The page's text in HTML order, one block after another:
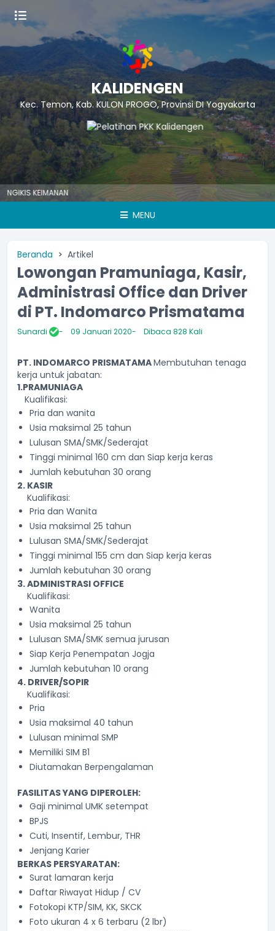
KALIDENGEN
Kec. Temon, Kab. KULON PROGO, Provinsi DI Yogyakarta
KEIMANAN
MENU
Beranda Artikel
Lowongan Pramuniaga, Kasir,
Administrasi Office dan Driver
di PT. Indomarco Prismatama
Sunardi 09 Januari 2020 Dibaca 828 Kali
PT. INDOMARCO PRISMATAMAMembutuhan tenaga
kerja untuk jabatan:
1.PRAMUNIAGA
Kualifikasi:
Pria dan wanita
Usia maksimal 25 tahun
Lulusan SMA/SMK/Sederajat
Tinggi minimal 160 cm dan Siap kerja keras
Jumlah kebutuhan 30 orang
2. KASIR
Kualifikasi:
Pria dan Wanita
Usia maksimal 25 tahun
Lulusan SMA/SMK/Sederajat
Tinggi minimal 155 cm dan Siap kerja keras
Jumlah kebutuhan 30 orang
3. ADMINISTRASI OFFICE
Kualifikasi:
Wanita
Usia maksimal 25 tahun
Lulusan SMA/SMK semua jurusan
Siap Kerja Penempatan Jogja
Jumlah kebutuhan 10 orang
4. DRIVER/SOPIR
Kualifikasi:
Pria
Usia maksimal 40 tahun
Lulusan minimal SMP
Memiliki SIM B1
Diutamakan Berpengalaman
FASILITAS YANG DIPEROLEH:
Gaji minimal UMK setempat
BPJS
Cuti, Insentif, Lembur, THR
Jenjang Karier
BERKAS PERSYARATAN:
Surat lamaran kerja
Daftar Riwayat Hidup / CV
Fotokopi KTP/SIM, KK, SKCK
Foto ukuran 4 x 6 terbaru (2 lbr)